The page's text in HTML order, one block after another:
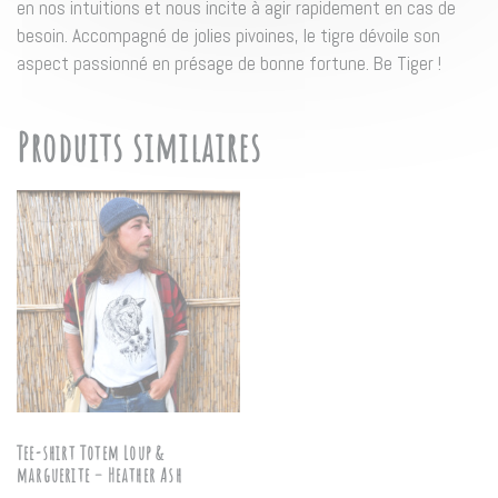
en nos intuitions et nous incite à agir rapidement en cas de
besoin. Accompagné de jolies pivoines, le tigre dévoile son
aspect passionné en présage de bonne fortune. Be Tiger !
Produits similaires
Tee-shirt Totem Loup &
marguerite – Heather Ash